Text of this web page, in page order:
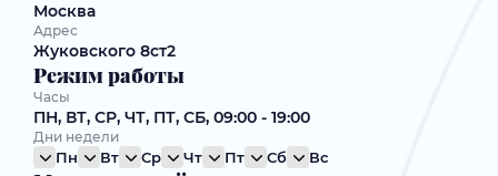
Москва
Адрес
Жуковского 8ст2
Режим работы
Часы
ПН, ВТ, СР, ЧТ, ПТ, СБ, 09:00 - 19:00
Дни недели
Пн Вт Ср Чт Пт Сб Вс